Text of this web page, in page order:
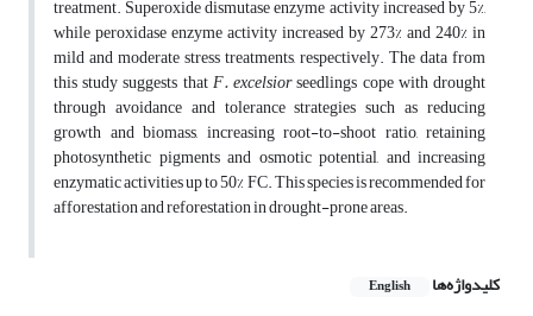
treatment. Superoxide dismutase enzyme activity increased by 5%,
while peroxidase enzyme activity increased by 273% and 240% in
mild and moderate stress treatments, respectively. The data from
this study suggests thatF. excelsiorseedlings cope with drought
through avoidance and tolerance strategies such as reducing
growth and biomass, increasing root-to-shoot ratio, retaining
photosynthetic pigments and osmotic potential, and increasing
enzymatic activities up to 50% FC. This species is recommended for
afforestation and reforestation in drought-prone areas.
کلیدواژه‌ها English